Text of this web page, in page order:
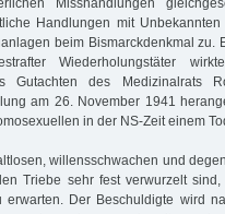
Misshandlungen
Handlungen mit
beim Bismarckdenkmal zu.
Wiederholungstäter
Gutachten des
am 26. November 1941
in der NS-Zeit einem
willensschwachen und
Triebe sehr fest verwurzelt
erwarten. Der Beschuldigte wird